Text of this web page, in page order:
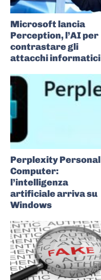
Microsoft lancia
Perception, l’AI per
contrastare gli
attacchi informatici
Perplexity Personal
Computer:
l’intelligenza
artificiale arriva su
Windows